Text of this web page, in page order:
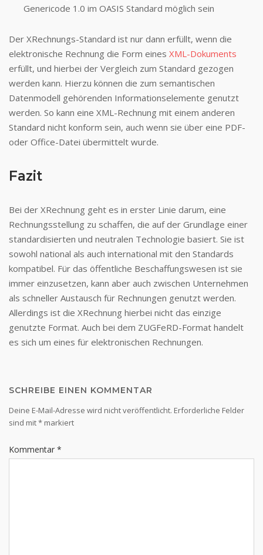
Genericode 1.0 im OASIS Standard möglich sein
Der XRechnungs-Standard ist nur dann erfüllt, wenn die
elektronische Rechnung die Form eines XML-Dokuments
erfüllt, und hierbei der Vergleich zum Standard gezogen
werden kann. Hierzu können die zum semantischen
Datenmodell gehörenden Informationselemente genutzt
werden. So kann eine XML-Rechnung mit einem anderen
Standard nicht konform sein, auch wenn sie über eine PDF-
oder Office-Datei übermittelt wurde.
Fazit
Bei der XRechnung geht es in erster Linie darum, eine
Rechnungsstellung zu schaffen, die auf der Grundlage einer
standardisierten und neutralen Technologie basiert. Sie ist
sowohl national als auch international mit den Standards
kompatibel. Für das öffentliche Beschaffungswesen ist sie
immer einzusetzen, kann aber auch zwischen Unternehmen
als schneller Austausch für Rechnungen genutzt werden.
Allerdings ist die XRechnung hierbei nicht das einzige
genutzte Format. Auch bei dem ZUGFeRD-Format handelt
es sich um eines für elektronischen Rechnungen.
SCHREIBE EINEN KOMMENTAR
Deine E-Mail-Adresse wird nicht veröffentlicht. Erforderliche Felder
sind mit* markiert
Kommentar *